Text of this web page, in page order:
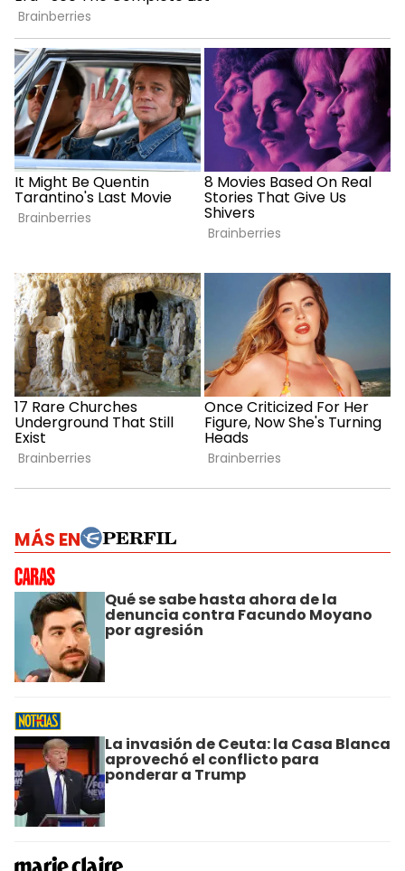
MÁS EN
Qué se sabe hasta ahora de la
denuncia contra Facundo Moyano
por agresión
La invasión de Ceuta: la Casa Blanca
aprovechó el conflicto para
ponderar a Trump